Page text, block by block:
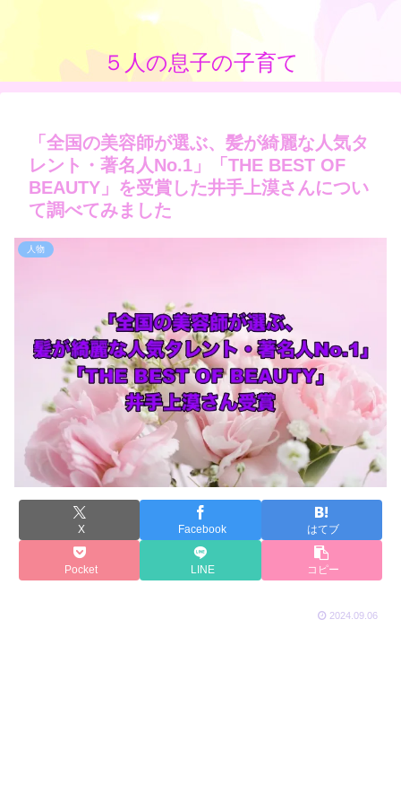
５人の息子の子育て
「全国の美容師が選ぶ、髪が綺麗な人気タ
レント・著名人No.1」「THE BEST OF
BEAUTY」を受賞した井手上漠さんについ
て調べてみました
人物
X Facebook はてブ
Pocket LINE コピー
2024.09.06